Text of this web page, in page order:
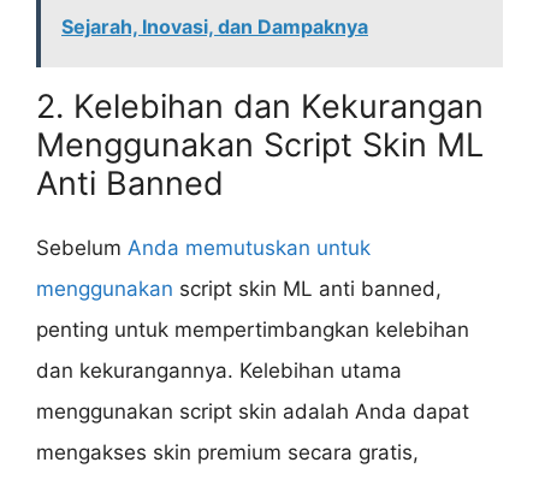
Sejarah, Inovasi, dan Dampaknya
2. Kelebihan dan Kekurangan
Menggunakan Script Skin ML
Anti Banned
Sebelum Anda memutuskan untuk
menggunakan script skin ML anti banned,
penting untuk mempertimbangkan kelebihan
dan kekurangannya. Kelebihan utama
menggunakan script skin adalah Anda dapat
mengakses skin premium secara gratis,